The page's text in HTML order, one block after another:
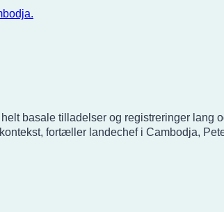
basale tilladelser og registreringer
fortæller landechef i Cambodja,